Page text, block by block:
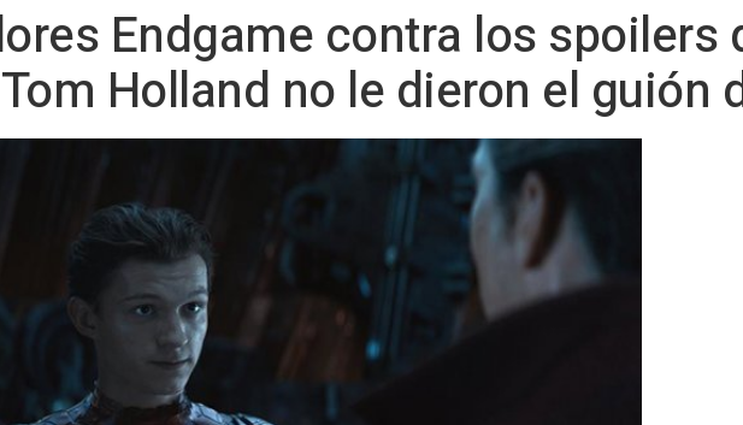
Endgame contra los spoilers
Holland no le dieron el guión